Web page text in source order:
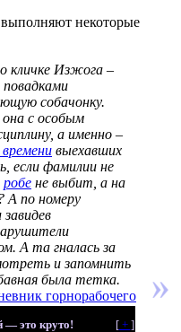
некоторые
кличке Изжога –
собачонку.
с особым
а именно –
выехавших
если фамилии не
робе не выбит, а на
А по номеру
завидев
А та гналась за
и запомнить
была тетка.
горнорабочего
[+ ]
— это круто!